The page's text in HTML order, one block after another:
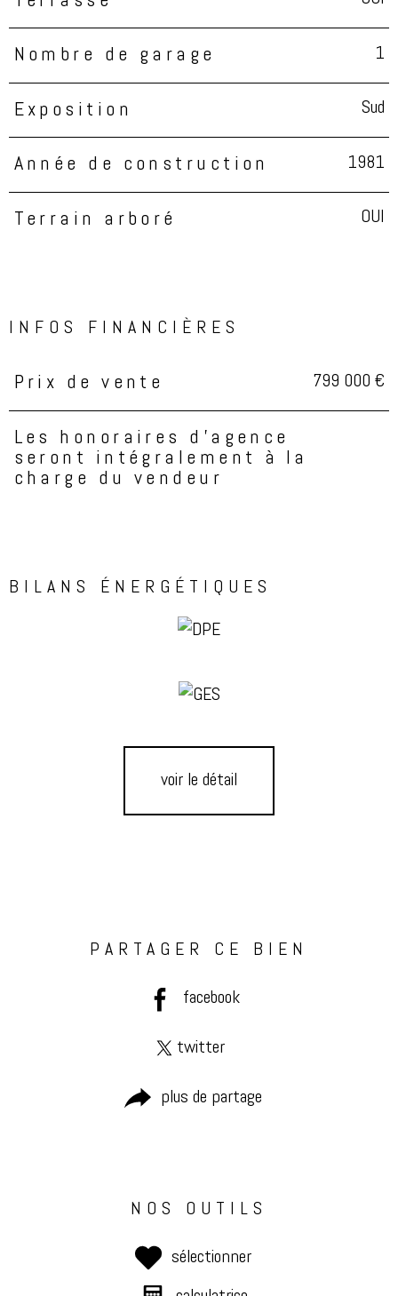
Nombre de garage 1
Exposition Sud
Année de construction 1981
Terrain arboré OUI
INFOS FINANCIÈRES
Caractéristiques Valeurs
Prix de vente 799 000 €
Les honoraires d'agence
seront intégralement à la
charge du vendeur
BILANS ÉNERGÉTIQUES
voir le détail
PARTAGER CE BIEN
facebook
twitter
plus de partage
NOS OUTILS
sélectionner